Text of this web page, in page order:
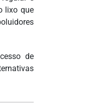
lixo que
de